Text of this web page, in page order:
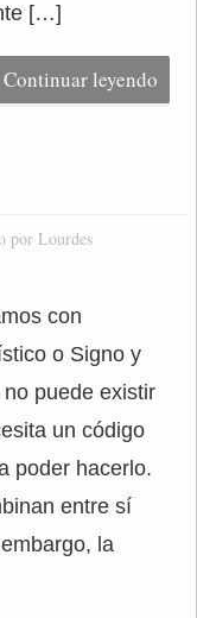
[…]
Continuar leyendo
por Lourdes
con
o Signo y
puede existir
un código
poder hacerlo.
entre sí
la